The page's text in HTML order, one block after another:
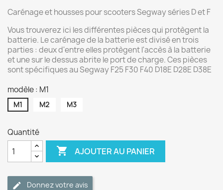
Carénage et housses pour scooters Segway séries D et F
Vous trouverez ici les différentes pièces qui protègent la
batterie. Le carénage de la batterie est divisé en trois
parties : deux d'entre elles protègent l'accès à la batterie
et une sur le dessus abrite le port de charge. Ces pièces
sont spécifiques au Segway F25 F30 F40 D18E D28E D38E
modèle : M1
M1 M2 M3
Quantité
 AJOUTER AU PANIER
Donnez votre avis